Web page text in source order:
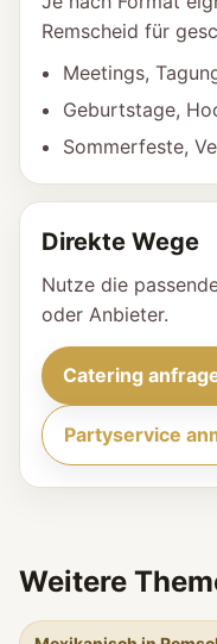
Remscheid für
Meetings,
Geburtstage,
Sommerfeste,
Direkte Wege
Nutze die
oder Anbieter.
Catering
Partyservice
Weitere